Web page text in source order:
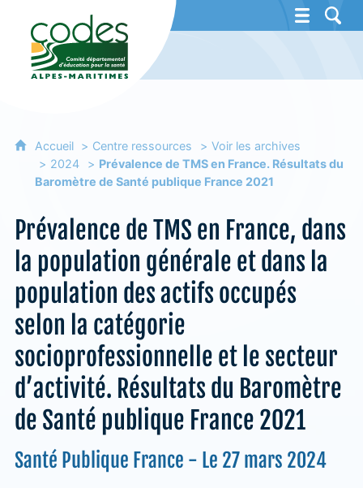
CoDES 06 - Comité départemental
Accueil Centre ressources
Voir les archives
2024
Prévalence de TMS en France. Résultats du
Baromètre de Santé publique France 2021
Prévalence de TMS en France, dans
la population générale et dans la
population des actifs occupés
selon la catégorie
socioprofessionnelle et le secteur
d’activité. Résultats du Baromètre
de Santé publique France 2021
Santé Publique France - Le 27 mars 2024